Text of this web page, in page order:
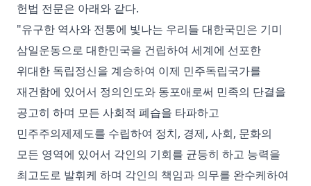
헌법 전문은 아래와 같다.
"유구한 역사와 전통에 빛나는 우리들 대한국민은 기미
삼일운동으로 대한민국을 건립하여 세계에 선포한
위대한 독립정신을 계승하여 이제 민주독립국가를
재건함에 있어서 정의인도와 동포애로써 민족의 단결을
공고히 하며 모든 사회적 폐습을 타파하고
민주주의제제도를 수립하여 정치, 경제, 사회, 문화의
모든 영역에 있어서 각인의 기회를 균등히 하고 능력을
최고도로 발휘케 하며 각인의 책임과 의무를 완수케하여